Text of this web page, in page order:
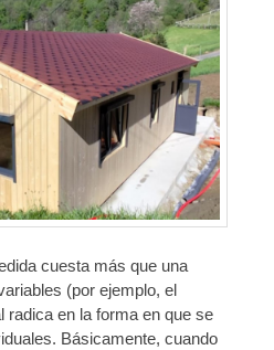
cuesta más que una
(por ejemplo, el
radica en la forma en que se
Básicamente, cuando